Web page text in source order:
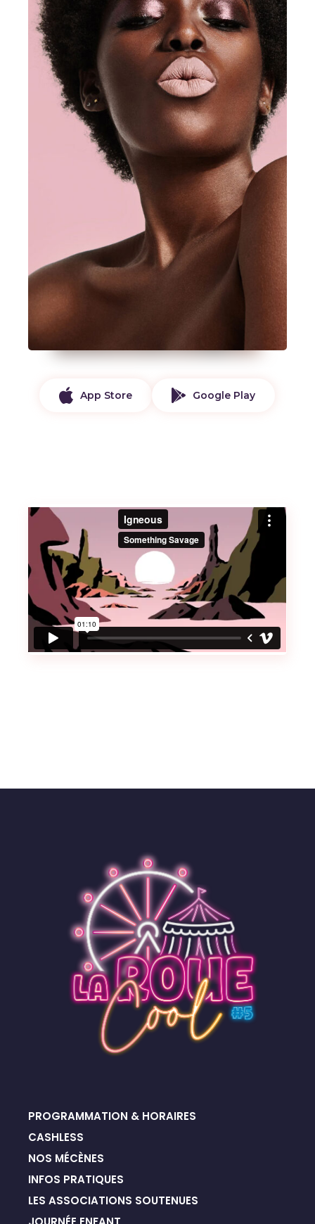
App Store Google Play
PROGRAMMATION & HORAIRES
CASHLESS
NOS MÉCÈNES
INFOS PRATIQUES
LES ASSOCIATIONS SOUTENUES